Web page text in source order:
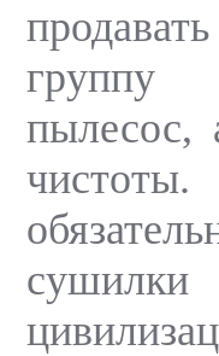
группу
пылесос,